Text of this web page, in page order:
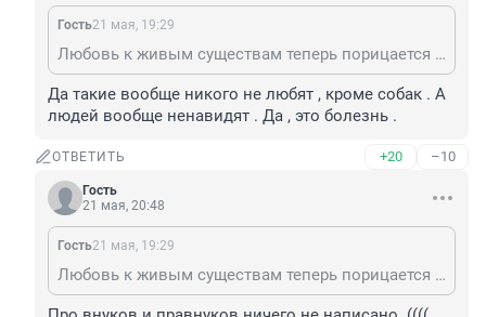
Гость21 мая, 19:29
Любовь к живым существам теперь порицается и признается чем-то нездоровым? Да бы больны, батенька.
Да такие вообще никого не любят , кроме собак . А
людей вообще ненавидят . Да , это болезнь .
ОТВЕТИТЬ +20 –10
Гость
21 мая, 20:48
Гость21 мая, 19:29
Любовь к живым существам теперь порицается и признается чем-то нездоровым? Да бы больны, батенька.